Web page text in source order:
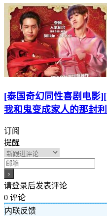
[泰国奇幻同性喜剧电影
我和鬼变成家人的那封
订阅
提醒
请登录后发表评论
0 评论
内联反馈